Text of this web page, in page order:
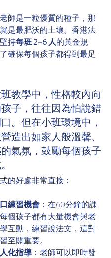
師是一粒優質的種子，那
就是最肥沃的土壤。香港法
持每班 2–6 人的黃金規
確保每個孩子都得到最足
教學中，性格較內向
子，往往因為怕說錯
。但在小班環境中，
造出如家人般溫馨、
氣氛，鼓勵每個孩子
的好處非常直接：
練習機會 ：在60分鐘的課
個孩子都有大量機會與老
互動，練習說法文，這對
至關重要。
化指導 ：老師可以即時發